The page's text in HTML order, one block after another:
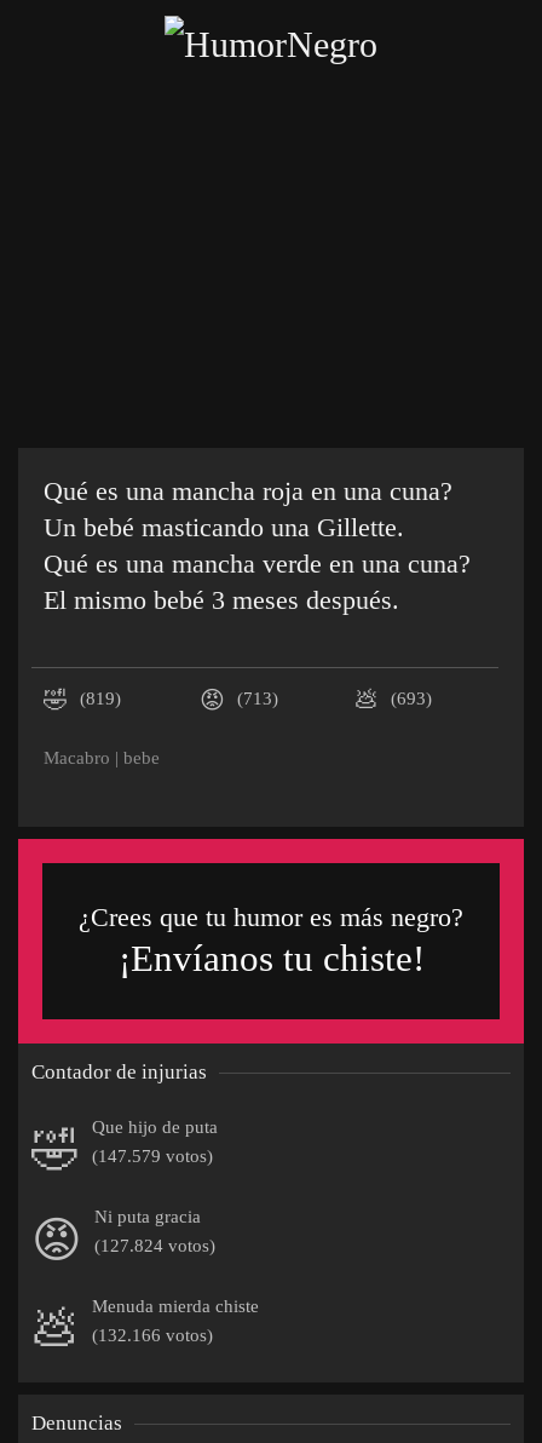
Qué es una mancha roja en una cuna?
Un bebé masticando una Gillette.
Qué es una mancha verde en una cuna?
El mismo bebé 3 meses después.
🤣 (819) 😡 (713) 💩 (693)
Macabro | bebe
¿Crees que tu humor es más negro?
¡Envíanos tu chiste!
Contador de injurias
🤣
Que hijo de puta
(147.579 votos)
😡
Ni puta gracia
(127.824 votos)
💩
Menuda mierda chiste
(132.166 votos)
Denuncias